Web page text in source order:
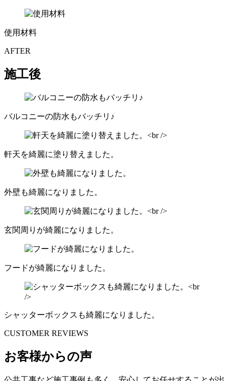
使用材料
AFTER
施工後
バルコニーの防水もバッチリ♪
軒天を綺麗に塗り替えました。
外壁も綺麗になりました。
玄関周りが綺麗になりました。
フードが綺麗になりました。
シャッターボックスも綺麗になりました。
CUSTOMER REVIEWS
お客様からの声